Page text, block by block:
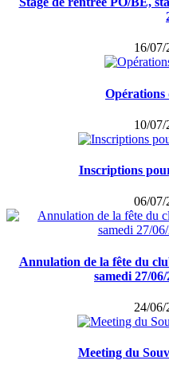
16/
Opérations
10/07/
Inscriptions
06/07/
Annulation de la fête du
samedi 27/
24/
Meeting du